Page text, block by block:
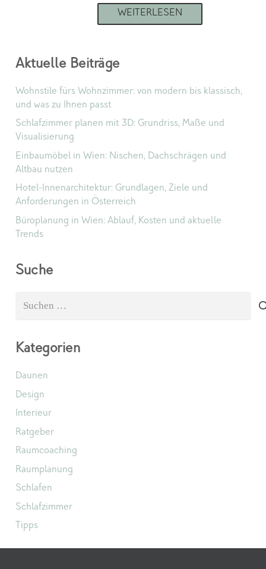
WEITERLESEN
Aktuelle Beiträge
Wohnstile fürs Wohnzimmer: von modern bis klassisch,
und was zu Ihnen passt
Schlafzimmer planen mit 3D: Grundriss, Maße und
Visualisierung
Einbaumöbel in Wien: Nischen, Dachschrägen und
Altbau nutzen
Hotel-Innenarchitektur: Grundlagen, Ziele und
Anforderungen in Österreich
Büroplanung in Wien: Ablauf, Kosten und aktuelle
Trends
Suche
Kategorien
Daunen
Design
Interieur
Ratgeber
Raumcoaching
Raumplanung
Schlafen
Schlafzimmer
Tipps